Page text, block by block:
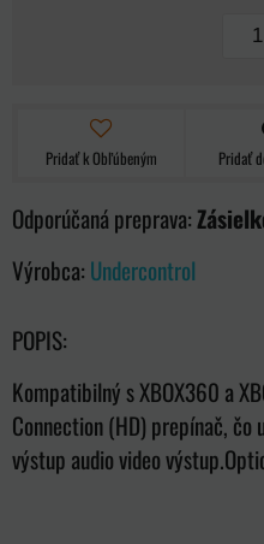
Pridať k Obľúbeným Pridať
Výrobca: Undercontrol
POPIS:
Kompatibilný s XBOX360 a
Connection (HD) prepínač, čo
výstup audio video